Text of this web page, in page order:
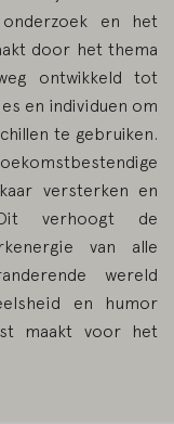
en het
door het thema
ontwikkeld tot
en individuen om
te gebruiken.
versterken en
verhoogt de
van alle
wereld
en humor
maakt voor het